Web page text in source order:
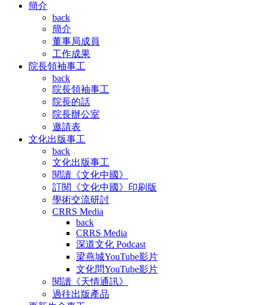
簡介
back
簡介
董事局成員
工作成果
院長領袖事工
back
院長領袖事工
院長的話
院長辦公室
邀請表
文化出版事工
back
文化出版事工
閱讀《文化中國》
訂閱《文化中國》印刷版
學術交流研討
CRRS Media
back
CRRS Media
深道文化 Podcast
梁燕城YouTube影片
文化問YouTube影片
閱讀《天情通訊》
過往出版產品